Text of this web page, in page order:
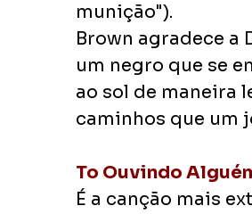
munição").
Brown agradece a
um negro que se
ao sol de maneira
caminhos que um
To Ouvindo
É a canção mais